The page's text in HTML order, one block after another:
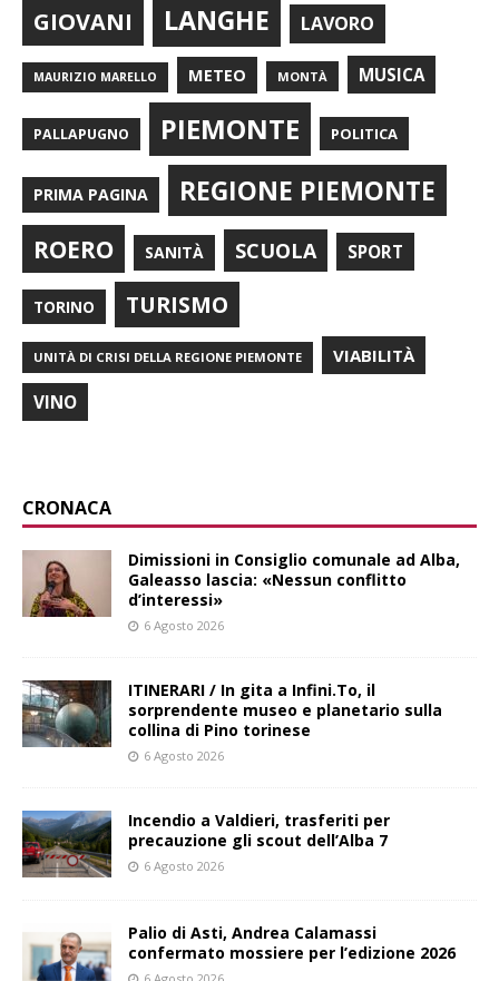
GIOVANI LANGHE LAVORO
MAURIZIO MARELLO METEO MONTÀ MUSICA
PALLAPUGNO PIEMONTE POLITICA
PRIMA PAGINA REGIONE PIEMONTE
ROERO SANITÀ SCUOLA SPORT
TORINO TURISMO
UNITÀ DI CRISI DELLA REGIONE PIEMONTE VIABILITÀ
VINO
CRONACA
Dimissioni in Consiglio comunale ad Alba,
Galeasso lascia: «Nessun conflitto
d’interessi»
6 Agosto 2026
ITINERARI / In gita a Infini.To, il
sorprendente museo e planetario sulla
collina di Pino torinese
6 Agosto 2026
Incendio a Valdieri, trasferiti per
precauzione gli scout dell’Alba 7
6 Agosto 2026
Palio di Asti, Andrea Calamassi
confermato mossiere per l’edizione 2026